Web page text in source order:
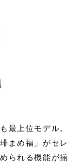
最上位モデル。
まめ福」がセレ
られる機能が揃